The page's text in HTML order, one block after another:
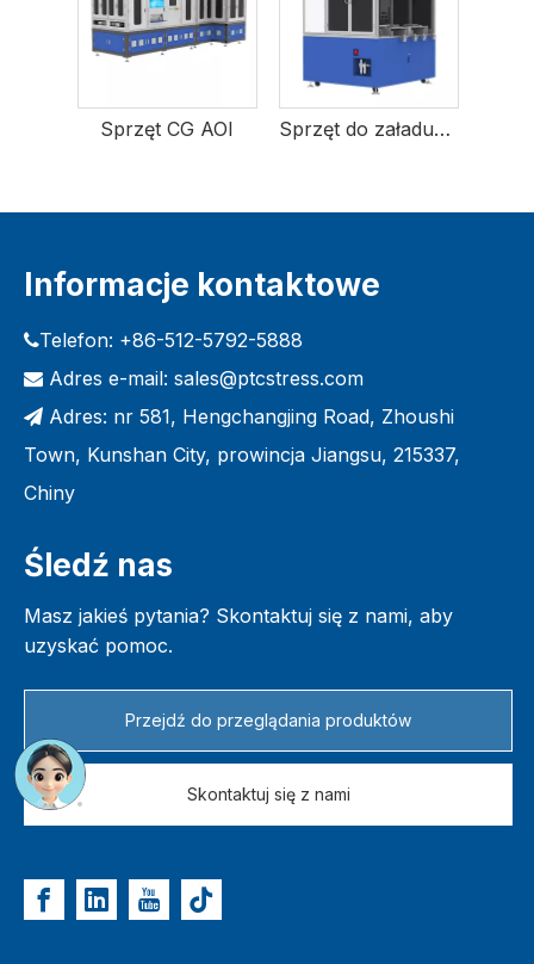
Sprzęt CG AOI Sprzęt do załadunku i rozładunku stojaków anodowych
Informacje kontaktowe
Telefon: +86-512-5792-5888
 Adres e-mail: sales@ptcstress.com
 Adres: nr 581, Hengchangjing Road, Zhoushi
Town, Kunshan City, prowincja Jiangsu, 215337,
Chiny
Śledź nas
Masz jakieś pytania? Skontaktuj się z nami, aby
uzyskać pomoc.
Przejdź do przeglądania produktów
Skontaktuj się z nami